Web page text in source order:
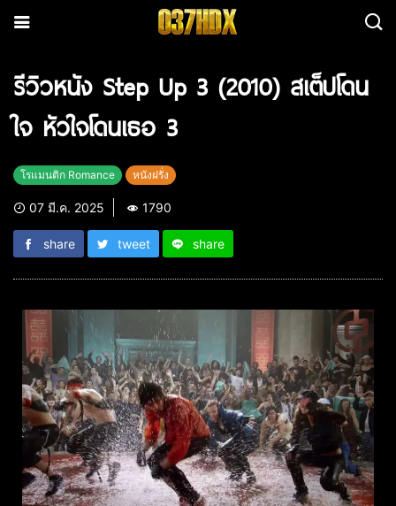
รีวิวหนัง Step Up 3 (2010) สเต็ปโดน
ใจ หัวใจโดนเธอ 3
โรแมนติก Romance หนังฝรั่ง
07 มี.ค. 2025 1790
share tweet share